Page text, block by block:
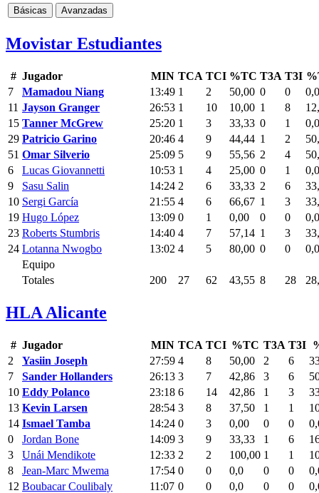
Básicas Avanzadas
Movistar Estudiantes
# Jugador MIN TCA TCI %TC T3A T3I
7
Mamadou Niang 13:49 1 2 50,00 0 0
0,0
11 Jayson Granger 26:53 1 10 10,00 1 8
15 Tanner McGrew 25:20 1 3 33,33 0 1
29 Patricio Garino 20:46 4 9 44,44 1 2
51 Omar Silverio 25:09 5 9 55,56 2 4
6
Lucas Giovannetti 10:53 1 4 25,00 0 1
9
Sasu Salin 14:24 2 6 33,33 2 6
10 Sergi García 21:55 4 6 66,67 1 3
19 Hugo López 13:09 0 1 0,00 0 0
0,0
23 Roberts Stumbris 14:40 4 7 57,14 1 3
24 Lotanna Nwogbo 13:02 4 5 80,00 0 0
0,0
Equipo
Totales
200 27 62 43,55 8 28
HLA Alicante
# Jugador MIN TCA TCI %TC T3A T3I
2
Yasiin Joseph 27:59 4 8 50,00 2 6
7
Sander Hollanders 26:13 3 7 42,86 3 6
10 Eddy Polanco 23:18 6 14 42,86 1 3
13 Kevin Larsen 28:54 3 8 37,50 1 1
14 Ismael Tamba 14:24 0 3 0,00 0 0
0
Jordan Bone 14:09 3 9 33,33 1 6
3
Unái Mendikote 12:33 2 2 100,00 1 1
8
Jean-Marc Mwema 17:54 0 0 0,0 0 0
12 Boubacar Coulibaly 11:07 0 0 0,0 0 0